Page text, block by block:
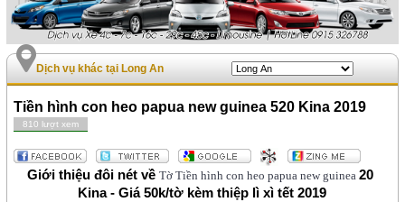
Dịch vụ khác tại Long An
Tiền hình con heo papua new guinea 520 Kina 2019
810 lượt xem
Giới thiệu đôi nét về Tờ Tiền hình con heo papua new guinea20
Kina - Giá 50k/tờ kèm thiệp lì xì tết 2019